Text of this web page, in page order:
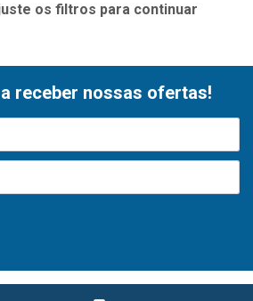
os filtros para continuar
receber nossas ofertas!